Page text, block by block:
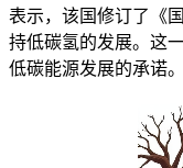
表示，该国修订了《
持低碳氢的发展。这
低碳能源发展的承诺。